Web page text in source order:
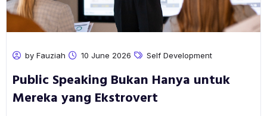
by Fauziah 10 June 2026 Self Development
Public Speaking Bukan Hanya untuk
Mereka yang Ekstrovert